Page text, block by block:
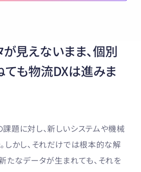
見えないまま、個別
ても物流DXは進みま
題に対し、新しいシステムや機械
しかし、それだけでは根本的な解
たなデータが生まれても、それを